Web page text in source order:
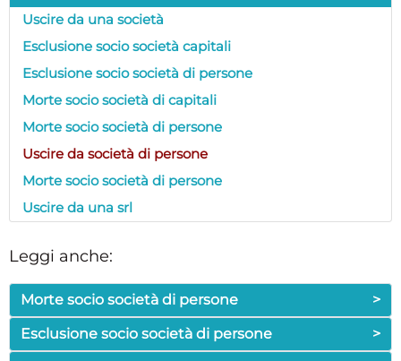
Uscire da una società
Esclusione socio società capitali
Esclusione socio società di persone
Morte socio società di capitali
Morte socio società di persone
Uscire da società di persone
Morte socio società di persone
Uscire da una srl
Leggi anche:
Morte socio società di persone
>
Esclusione socio società di persone
>